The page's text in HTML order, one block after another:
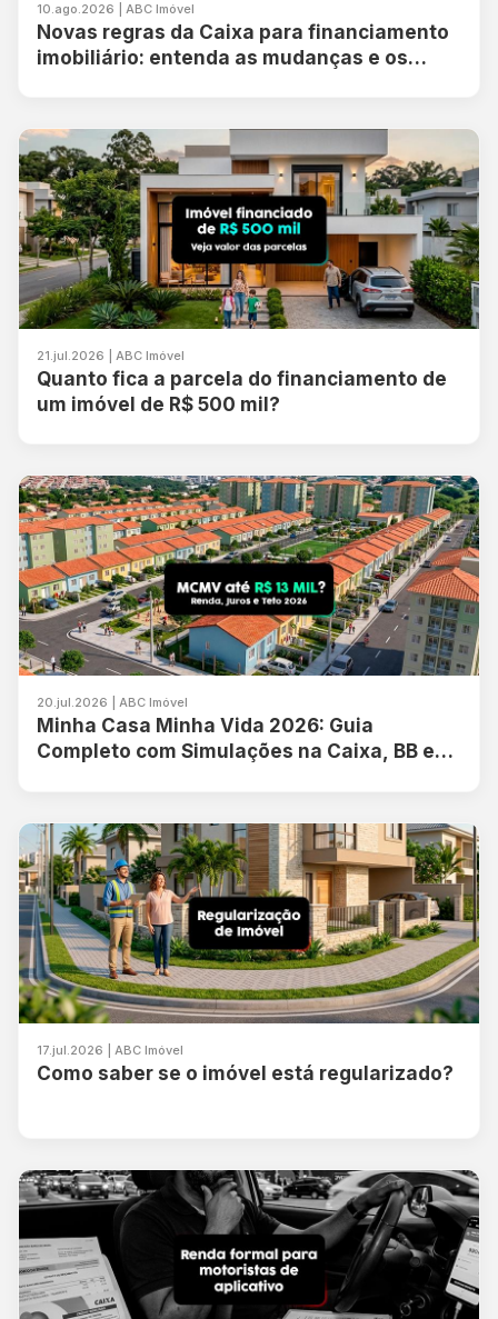
10.ago.2026 | ABC Imóvel
Novas regras da Caixa para financiamento
imobiliário: entenda as mudanças e os
21.jul.2026 | ABC Imóvel
Quanto fica a parcela do financiamento de
um imóvel de R$ 500 mil?
20.jul.2026 | ABC Imóvel
Minha Casa Minha Vida 2026: Guia
Completo com Simulações na Caixa, BB e
17.jul.2026 | ABC Imóvel
Como saber se o imóvel está regularizado?